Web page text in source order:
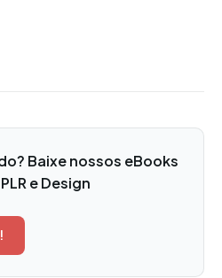
Baixe nossos eBooks
e Design